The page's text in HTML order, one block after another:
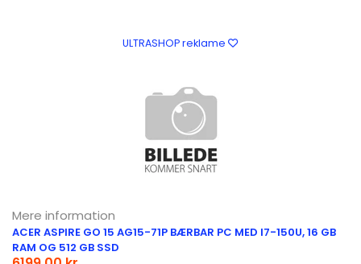
ULTRASHOP reklame
Mere information
ACER ASPIRE GO 15 AG15-71P BÆRBAR PC MED I7-150U, 16 GB
RAM OG 512 GB SSD